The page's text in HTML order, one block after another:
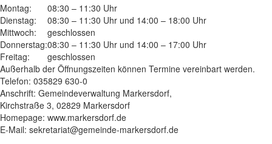
Montag:
08:30 – 11:30 Uhr
Dienstag:
08:30 – 11:30 Uhr und 14:00 – 18:00 Uhr
Mittwoch:
geschlossen
Donnerstag:08:30 – 11:30 Uhr und 14:00 – 17:00 Uhr
Freitag:
geschlossen
Außerhalb der Öffnungszeiten können Termine vereinbart werden.
Telefon: 035829 630-0
Anschrift: Gemeindeverwaltung Markersdorf,
Kirchstraße 3, 02829 Markersdorf
Homepage: www.markersdorf.de
E-Mail: sekretariat@gemeinde-markersdorf.de